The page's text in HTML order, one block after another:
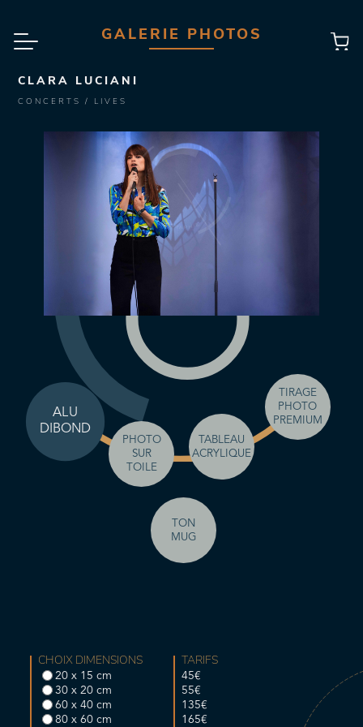
GALERIE PHOTOS
CLARA LUCIANI
CONCERTS / LIVES
ALU
DIBOND
PHOTO
SUR
TOILE
TABLEAU
ACRYLIQUE
TIRAGE
PHOTO
PREMIUM
TON
MUG
CHOIX DIMENSIONS
20 x 15 cm
30 x 20 cm
60 x 40 cm
80 x 60 cm
TARIFS
45€
55€
135€
165€